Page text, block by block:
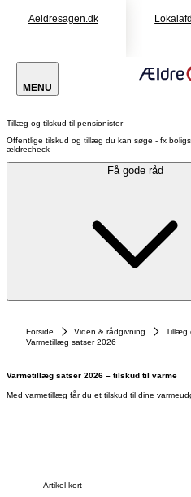
Aeldresagen.dk
MENU
Tillæg og tilskud til pensionister
Offentlige tilskud og tillæg du kan søge - fx
ældrecheck
Få gode råd
Forside Viden & rådgivning
Tillæg
Varmetillæg satser 2026
Varmetillæg satser 2026 – tilskud til varme
Med varmetillæg får du et tilskud til dine
Artikel kort